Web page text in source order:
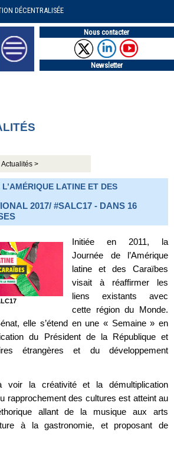
DÉCENTRALISÉE
Nous contacter
Newsletter
Actualités >
LATINE ET DES
2017/ #SALC17 - DANS 16
Initiée en 2011, la
Journée de l’Amérique
latine et des Caraïbes
visait à réaffirmer les
liens existants avec
cette région du Monde.
elle s’étend en une « Semaine » en
du Président de la République et
étrangères et du développement
voir la créativité et la démultiplication
rapprochement des cultures est atteint au
allant de la musique aux arts
à la gastronomie, et proposant de